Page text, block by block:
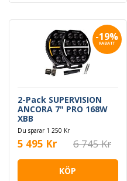
-19%
RABATT
2-Pack SUPERVISION
ANCORA 7" PRO 168W
XBB
Du sparar 1 250 Kr
5 495 Kr 6 745 Kr
KÖP